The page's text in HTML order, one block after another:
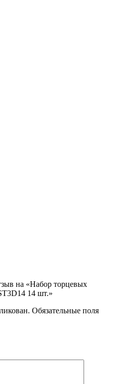
на «Набор торцевых
14 шт.»
Обязательные поля